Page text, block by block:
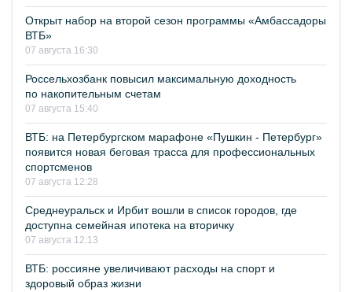
Открыт набор на второй сезон программы «Амбассадоры
ВТБ»
07 августа 16:30
Россельхозбанк повысил максимальную доходность
по накопительным счетам
07 августа 15:40
ВТБ: на Петербургском марафоне «Пушкин - Петербург»
появится новая беговая трасса для профессиональных
спортсменов
07 августа 12:28
Среднеуральск и Ирбит вошли в список городов, где
доступна семейная ипотека на вторичку
07 августа 12:13
ВТБ: россияне увеличивают расходы на спорт и
здоровый образ жизни